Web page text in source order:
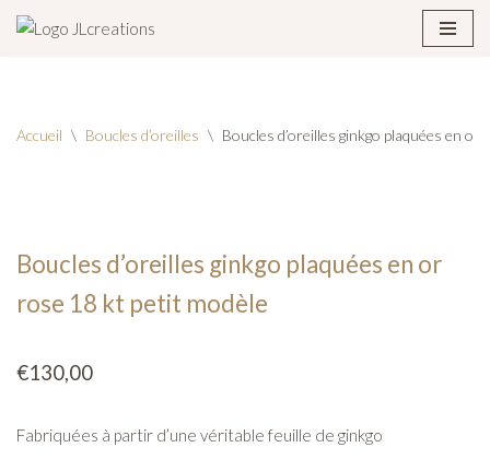
Accueil \ Boucles d’oreilles \ Boucles d’oreilles ginkgo plaquées en
Boucles d’oreilles ginkgo plaquées en or
rose 18 kt petit modèle
€130,00
Fabriquées à partir d’une véritable feuille de ginkgo